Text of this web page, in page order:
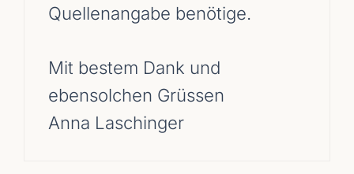
Quellenangabe benötige.
Mit bestem Dank und
ebensolchen Grüssen
Anna Laschinger